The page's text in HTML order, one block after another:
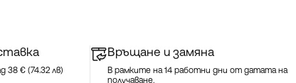
38 € (74.32 лв)
Връщане и замяна
В рамките на 14 работни дни от датата на
получаване.